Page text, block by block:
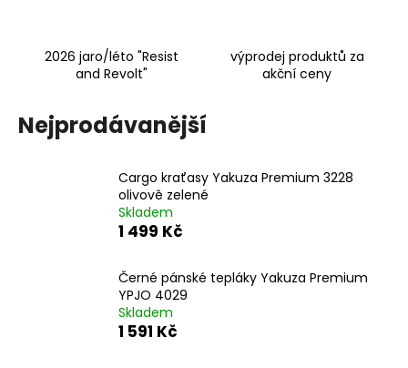
2026 jaro/léto "Resist
and Revolt"
výprodej produktů za
akční ceny
Nejprodávanější
Cargo kraťasy Yakuza Premium 3228
olivově zelené
Skladem
1 499 Kč
Černé pánské tepláky Yakuza Premium
YPJO 4029
Skladem
1 591 Kč
e
m